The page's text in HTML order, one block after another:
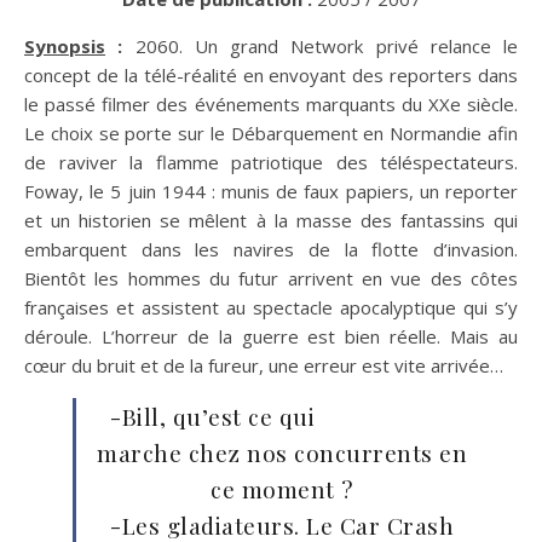
Synopsis : 2060. Un grand Network privé relance le
concept de la télé-réalité en envoyant des reporters dans
le passé filmer des événements marquants du XXe siècle.
Le choix se porte sur le Débarquement en Normandie afin
de raviver la flamme patriotique des téléspectateurs.
Foway, le 5 juin 1944 : munis de faux papiers, un reporter
et un historien se mêlent à la masse des fantassins qui
embarquent dans les navires de la flotte d’invasion.
Bientôt les hommes du futur arrivent en vue des côtes
françaises et assistent au spectacle apocalyptique qui s’y
déroule. L’horreur de la guerre est bien réelle. Mais au
cœur du bruit et de la fureur, une erreur est vite arrivée…
-Bill, qu’est ce qui
marche chez nos concurrents en
ce moment ?
-Les gladiateurs. Le Car Crash